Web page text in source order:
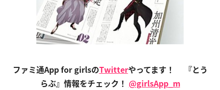
ファミ通App for girlsのTwitterやってます！
『とう
らぶ』情報をチェック！ @girlsApp_m